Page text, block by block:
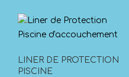
LINER DE PROTECTION
PISCINE